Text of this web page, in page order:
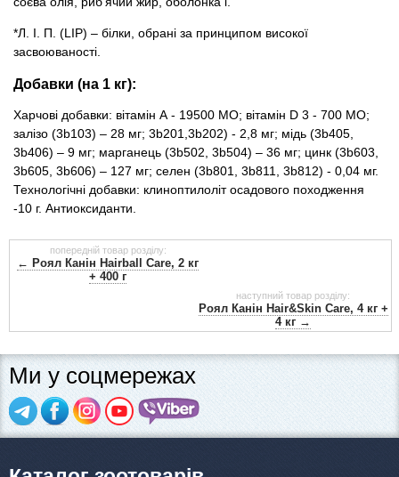
*Л. І. П. (LIP) – білки, обрані за принципом високої
засвоюваності.
Добавки (на 1 кг):
Харчові добавки: вітамін А - 19500 МО; вітамін D 3 - 700 МО;
залізо (3b103) – 28 мг; 3b201,3b202) - 2,8 мг; мідь (3b405,
3b406) – 9 мг; марганець (3b502, 3b504) – 36 мг; цинк (3b603,
3b605, 3b606) – 127 мг; селен (3b801, 3b811, 3b812) - 0,04 мг.
Технологічні добавки: клиноптилоліт осадового походження
-10 г. Антиоксиданти.
попередній товар розділу:
← Роял Канін Hairball Care, 2 кг
+ 400 г
наступний товар розділу:
Роял Канін Hair&Skin Care, 4 кг +
4 кг →
Ми у соцмережах